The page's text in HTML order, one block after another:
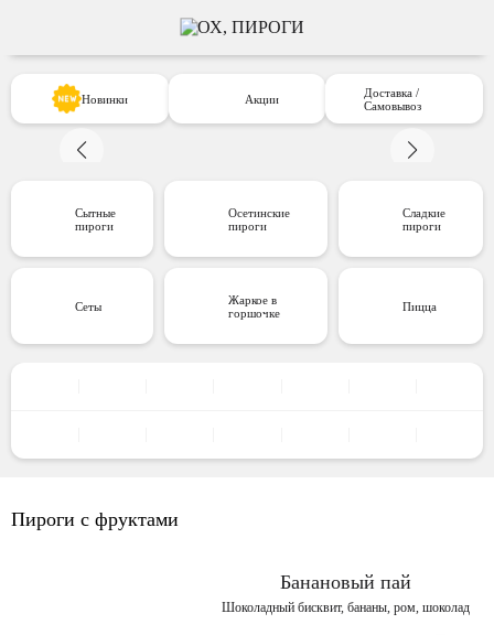
Новинки Акции
Доставка /
Самовывоз
Сытные
пироги
Сладкие
пироги
Осетинские
пироги
Сеты
Жаркое в
горшочке
Пицца
Пироги с фруктами
Банановый пай
Шоколадный бисквит, бананы, ром, шоколад